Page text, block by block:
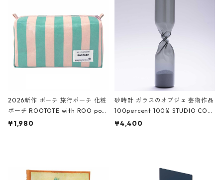
ーガンディー、オフホワイト
2026新作 ポーチ 旅行ポーチ 化粧
ポーチ ROOTOTE with ROO pou
ch 3532 ルートート WR.ポーチ.ラ
¥1,980
砂時計 ガラスのオブジェ 芸術作品
100percent 100% STUDIO COH
AKU Timeless 100パーセント ス
¥4,400